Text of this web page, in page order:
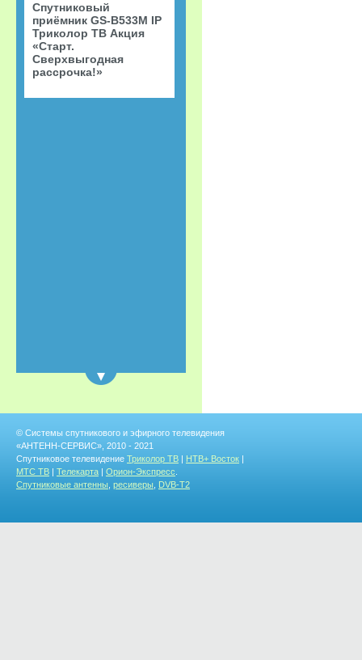
Спутниковый
приёмник GS-B533M IP
Триколор ТВ Акция
«Старт.
Сверхвыгодная
рассрочка!»
© Системы спутникового и эфирного телевидения
«АНТЕНН-СЕРВИС», 2010 - 2021
Спутниковое телевидение Триколор ТВ НТВ+ Восток
МТС ТВ
Телекарта Орион-Экспресс
Спутниковые антенны ресиверы DVB-T2